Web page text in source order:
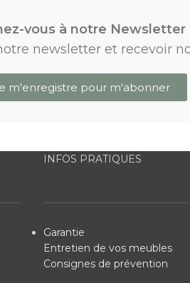
vous à notre Newsletter
newsletter et recevoir
m'enregistre pour m'abonner
INFOS PRATIQUES
Garantie
Entretien de vos meubles
Consignes de prévention